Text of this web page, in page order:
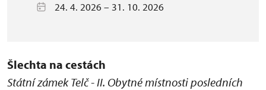
24. 4. 2026 – 31. 10. 2026
Šlechta na cestách
Státní zámek Telč - II. Obytné místnosti posledních